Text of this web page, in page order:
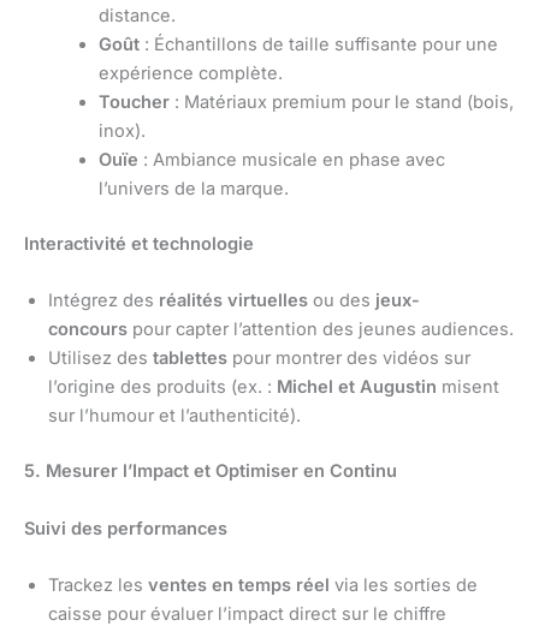
distance.
Goût: Échantillons de taille suffisante pour une
expérience complète.
Toucher: Matériaux premium pour le stand (bois,
inox).
Ouïe : Ambiance musicale en phase avec
l’univers de la marque.
Interactivité et technologie
Intégrez des réalités virtuelles ou des jeux-
concours pour capter l’attention des jeunes audiences.
Utilisez des tablettes pour montrer des vidéos sur
l’origine des produits (ex. : Michel et Augustin misent
sur l’humour et l’authenticité).
5. Mesurer l’Impact et Optimiser en Continu
Suivi des performances
Trackez les ventes en temps réel via les sorties de
caisse pour évaluer l’impact direct sur le chiffre